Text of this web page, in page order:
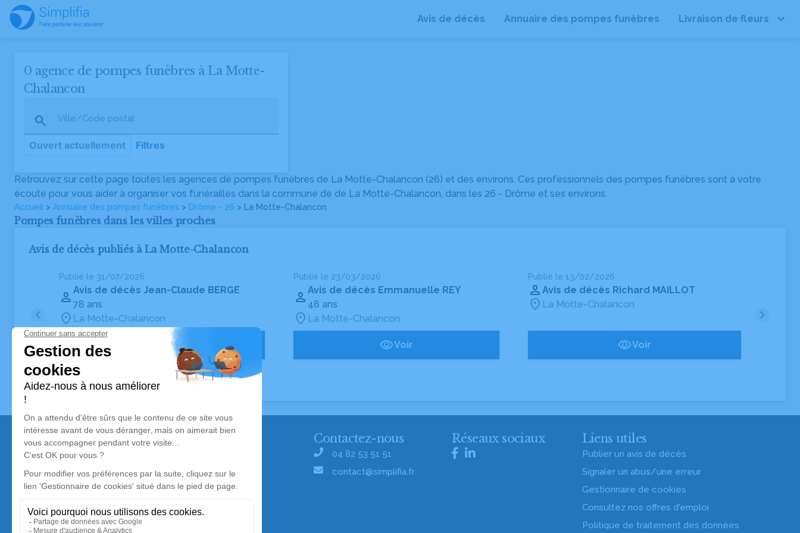
Avis de décès Annuaire des pompes funèbres Livraison de fleurs
0 agence de pompes funèbres à La Motte-
Chalancon
Ville/Code postal
Ouvert actuellement Filtres
Retrouvez sur cette page toutes les agences de pompes funèbres de La Motte-Chalancon (26) et des environs. Ces professionnels des pompes funèbres sont à votre
écoute pour vous aider à organiser vos funérailles dans la commune de de La Motte-Chalancon, dans les 26 - Drôme et ses environs.
Accueil > Annuaire des pompes funèbres > Drôme - 26 > La Motte-Chalancon
Pompes funèbres dans les villes proches
Avis de décès publiés à La Motte-Chalancon
Publié le 31/07/2026
Avis de décès Jean-Claude BERGE
78 ans
La Motte-Chalancon
Voir
Publié le 23/03/2026
Avis de décès Emmanuelle REY
48 ans
La Motte-Chalancon
Voir
Publié le 13/02/2026
Avis de décès Richard MAILLOT
La Motte-Chalancon
Voir
Tous les avis de décès à La Motte-Chalancon
Nos services
Avis de décès
Liste des familles
Annuaire des pompes funèbres
Livraison de fleurs
Contactez-nous
04 82 53 51 51
contact@simplifia.fr
Réseaux sociaux Liens utiles
Publier un avis de décès
Signaler un abus/une erreur
Gestionnaire de cookies
Consultez nos offres d'emploi
Politique de traitement des données